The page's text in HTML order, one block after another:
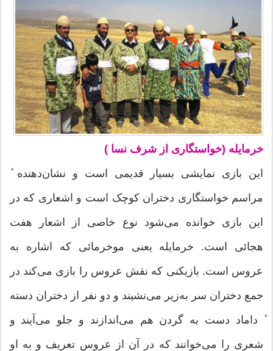
خرمايله (خواستگارى از شرف نسا )
اين بازى نمايشى بسيار قديمى است و نشان‌دهنده ٔ
مراسم خواستگارى دختران کوچک است و اشعارى که در
اين بازى خوانده مى‌شود نوع خاصى از اشعار هفت
هجائى است. خرمايله يعنى موخرمائى که اشاره به
عروس است. بازيکنى که نقش عروس را بازى مى‌کند در
جمع دختران سر به‌زير مى‌نشيند و دو نفر از دختران دسته
ٔ داماد دست به گردن هم مى‌اندازند و جلو مى‌آيند و
شعرى را مى‌خوانند که در آن از عروس تعريف و به او